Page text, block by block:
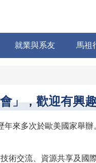
就業與系友 馬祖
」，歡迎有興
來多次於歐美國家舉
術交流、資源共享及國際